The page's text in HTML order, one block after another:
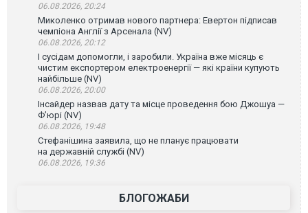
06.08.2026, 20:24
Миколенко отримав нового партнера: Евертон підписав
чемпіона Англії з Арсенала (NV)
06.08.2026, 20:12
І сусідам допомогли, і заробили. Україна вже місяць є
чистим експортером електроенергії — які країни купують
найбільше (NV)
06.08.2026, 20:00
Інсайдер назвав дату та місце проведення бою Джошуа —
Ф’юрі (NV)
06.08.2026, 19:48
Стефанішина заявила, що не планує працювати
на державній службі (NV)
06.08.2026, 19:36
БЛОГОЖАБИ